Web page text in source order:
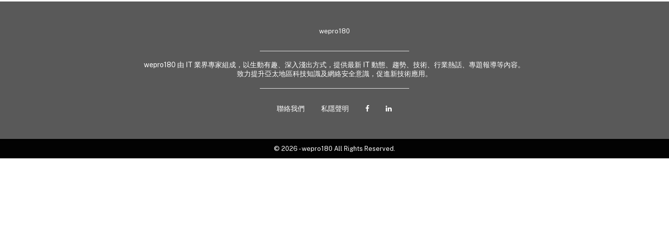
wepro180
wepro180 由 IT 業界專家組成，以生動有趣、深入淺出方式，提供最新 IT 動態、趨勢、技術、行業熱話、專題報導等內容。
致力提升亞太地區科技知識及網絡安全意識，促進新技術應用。
聯絡我們 私隱聲明
© 2026 - wepro180 All Rights Reserved.